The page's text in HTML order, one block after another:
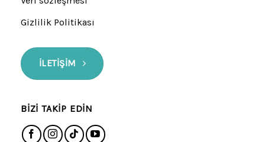
Gizlilik Politikası
İLETIŞIM
BIZI TAKIP EDIN